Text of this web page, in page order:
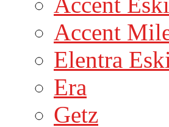
Accent
Elentra
Era
Getz